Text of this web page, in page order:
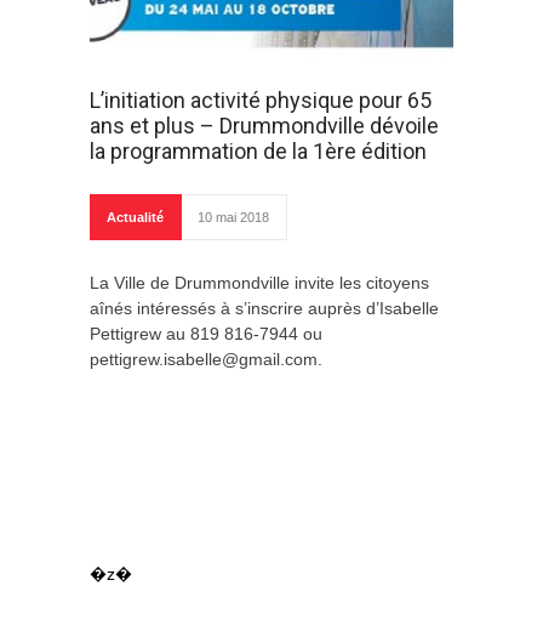
L’initiation activité physique pour 65
ans et plus – Drummondville dévoile
la programmation de la 1ère édition
Actualité 10 mai 2018
La Ville de Drummondville invite les citoyens
aînés intéressés à s’inscrire auprès d’Isabelle
Pettigrew au 819 816-7944 ou
pettigrew.isabelle@gmail.com.
�z�